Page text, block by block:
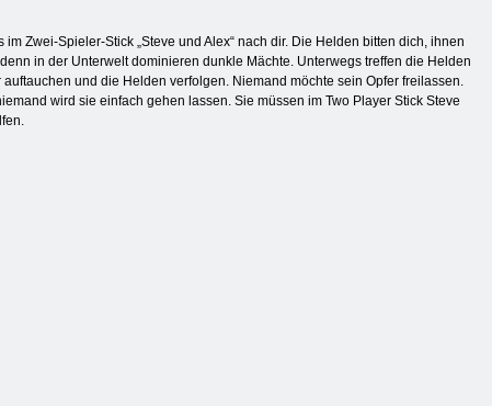
Zwei-Spieler-Stick „Steve und Alex“ nach dir. Die Helden bitten dich, ihnen
in der Unterwelt dominieren dunkle Mächte. Unterwegs treffen die Helden
und die Helden verfolgen. Niemand möchte sein Opfer freilassen.
wird sie einfach gehen lassen. Sie müssen im Two Player Stick Steve